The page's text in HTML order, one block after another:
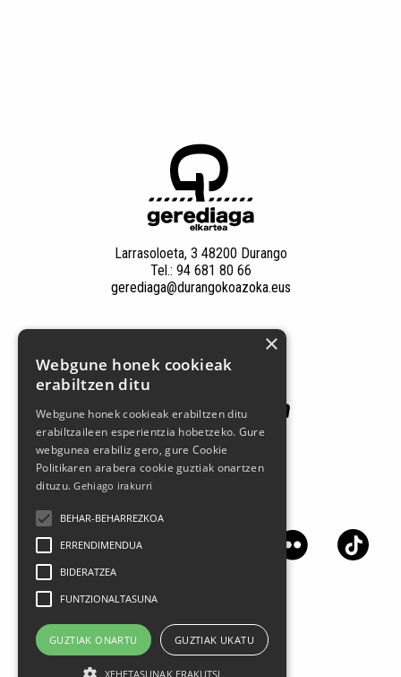
Larrasoloeta, 3 48200 Durango
Tel.: 94 681 80 66
gerediaga@durangokoazoka.eus
×
Webgune honek cookieak
erabiltzen ditu
Webgune honek cookieak erabiltzen ditu
erabiltzaileen esperientzia hobetzeko. Gure
webgunea erabiliz gero, gure Cookie
Politikaren arabera cookie guztiak onartzen
dituzu.Gehiago irakurri
BEHAR-BEHARREZKOA
ERRENDIMENDUA
BIDERATZEA
FUNTZIONALTASUNA
GUZTIAK ONARTU GUZTIAK UKATU
XEHETASUNAK ERAKUTSI